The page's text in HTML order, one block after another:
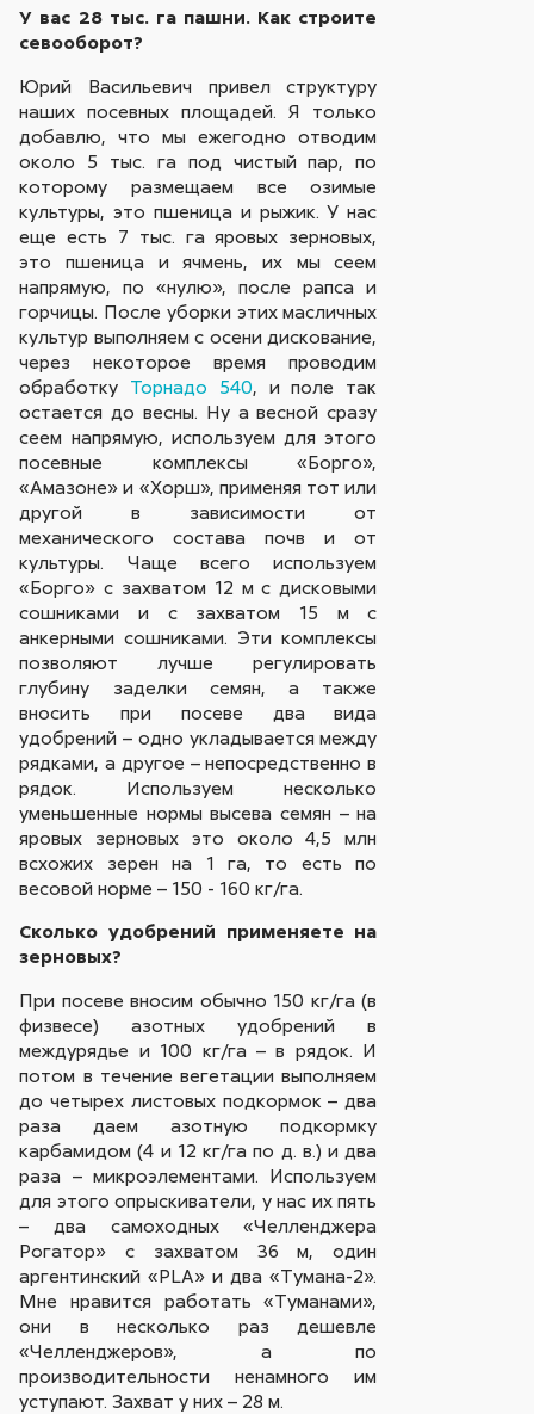
У вас 28 тыс. га пашни. Как строите
севооборот?
Юрий Васильевич привел структуру
наших посевных площадей. Я только
добавлю, что мы ежегодно отводим
около 5 тыс. га под чистый пар, по
которому размещаем все озимые
культуры, это пшеница и рыжик. У нас
еще есть 7 тыс. га яровых зерновых,
это пшеница и ячмень, их мы сеем
напрямую, по «нулю», после рапса и
горчицы. После уборки этих масличных
культур выполняем с осени дискование,
через некоторое время проводим
обработку Торнадо 540, и поле так
остается до весны. Ну а весной сразу
сеем напрямую, используем для этого
посевные комплексы «Борго»,
«Амазоне» и «Хорш», применяя тот или
другой в зависимости от
механического состава почв и от
культуры. Чаще всего используем
«Борго» с захватом 12 м с дисковыми
сошниками и с захватом 15 м с
анкерными сошниками. Эти комплексы
позволяют лучше регулировать
глубину заделки семян, а также
вносить при посеве два вида
удобрений – одно укладывается между
рядками, а другое – непосредственно в
рядок. Используем несколько
уменьшенные нормы высева семян – на
яровых зерновых это около 4,5 млн
всхожих зерен на 1 га, то есть по
весовой норме – 150 - 160 кг/га.
Сколько удобрений применяете на
зерновых?
При посеве вносим обычно 150 кг/га (в
физвесе) азотных удобрений в
междурядье и 100 кг/га – в рядок. И
потом в течение вегетации выполняем
до четырех листовых подкормок – два
раза даем азотную подкормку
карбамидом (4 и 12 кг/га по д. в.) и два
раза – микроэлементами. Используем
для этого опрыскиватели, у нас их пять
– два самоходных «Челленджера
Рогатор» с захватом 36 м, один
аргентинский «PLA» и два «Тумана-2».
Мне нравится работать «Туманами»,
они в несколько раз дешевле
«Челленджеров», а по
производительности ненамного им
уступают. Захват у них – 28 м.